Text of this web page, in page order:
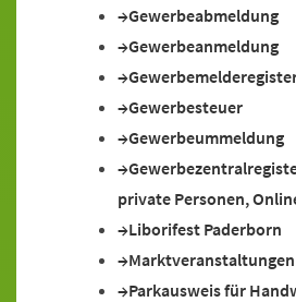
Gewerbeabmeldung
Gewerbeanmeldung
Gewerbesteuer
Gewerbeummeldung
private Personen,
Liborifest Paderborn
Marktveranstaltungen
Parkausweis für